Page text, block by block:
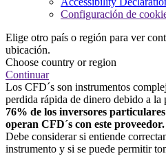
Configuración de
Elige otro país o región para ver
ubicación.
Choose country or region
Continuar
Los CFD´s son instrumentos
perdida rápida de dinero debido a la
76% de los inversores
operan CFD´s con este proveedor.
Debe considerar si entiende
instrumento y si se puede permitir